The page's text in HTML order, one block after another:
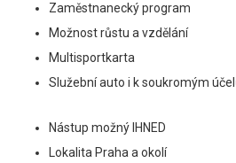
Zaměstnanecký program
Možnost růstu a vzdělání
Multisportkarta
Služební auto i k soukromým
Nástup možný IHNED
Lokalita Praha a okolí